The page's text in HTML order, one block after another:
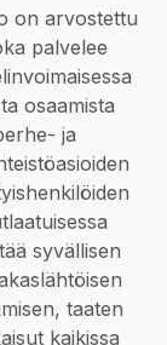
on arvostettu
palvelee
osaamista
ja
syvällisen
taaten
kaikissa